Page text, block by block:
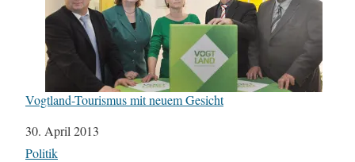
Vogtland-Tourismus mit neuem Gesicht
Datum
30. April 2013
In Bezug auf
Politik